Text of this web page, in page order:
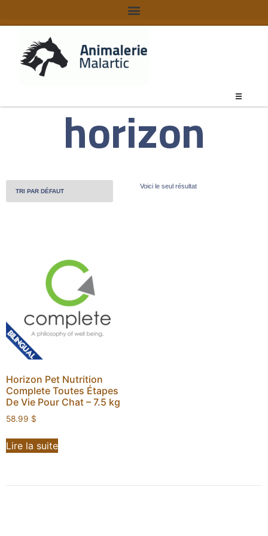
horizon
Voici le seul résultat
Horizon Pet Nutrition
Complete Toutes Étapes
De Vie Pour Chat – 7.5 kg
58.99 $
Lire la suite